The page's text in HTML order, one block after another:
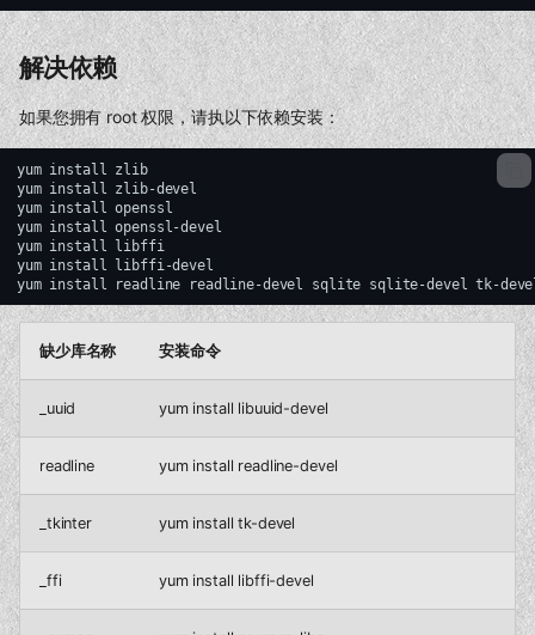
解决依赖
如果您拥有 root 权限，请执以下依赖安装：
yum install
zlib
yum install
zlib-devel
yum install
openssl
yum install
openssl-devel
yum install
libffi
yum install
libffi-devel
yum install readline readline-devel sqlite sqlite-devel
缺少库名称 安装命令
_uuid yum install libuuid-devel
readline yum install readline-devel
_tkinter yum install tk-devel
_ffi yum install libffi-devel